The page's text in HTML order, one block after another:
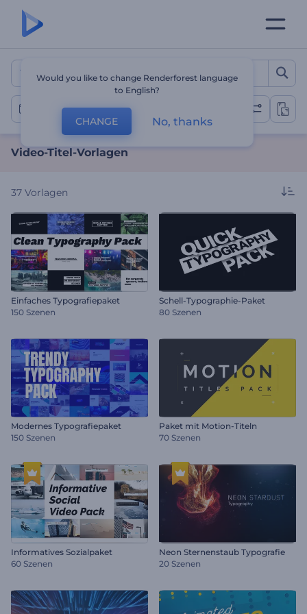
Video-Titel-Vorlagen
Video-Titel
Video-Titel-Vorlagen
37 Vorlagen
Einfaches Typografiepaket
150 Szenen
Schell-Typographie-Paket
80 Szenen
Modernes Typografiepaket
150 Szenen
Paket mit Motion-Titeln
70 Szenen
Informatives Sozialpaket
60 Szenen
Neon Sternenstaub Typografie
20 Szenen
Would you like to change Renderforest language
to English?
CHANGE No, thanks